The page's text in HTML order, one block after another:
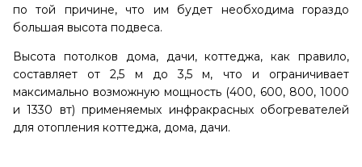
по той причине, что им будет необходима гораздо
большая высота подвеса.
Высота потолков дома, дачи, коттеджа, как правило,
составляет от 2,5 м до 3,5 м, что и ограничивает
максимально возможную мощность (400, 600, 800, 1000
и 1330 вт) применяемых инфракрасных обогревателей
для отопления коттеджа, дома, дачи.